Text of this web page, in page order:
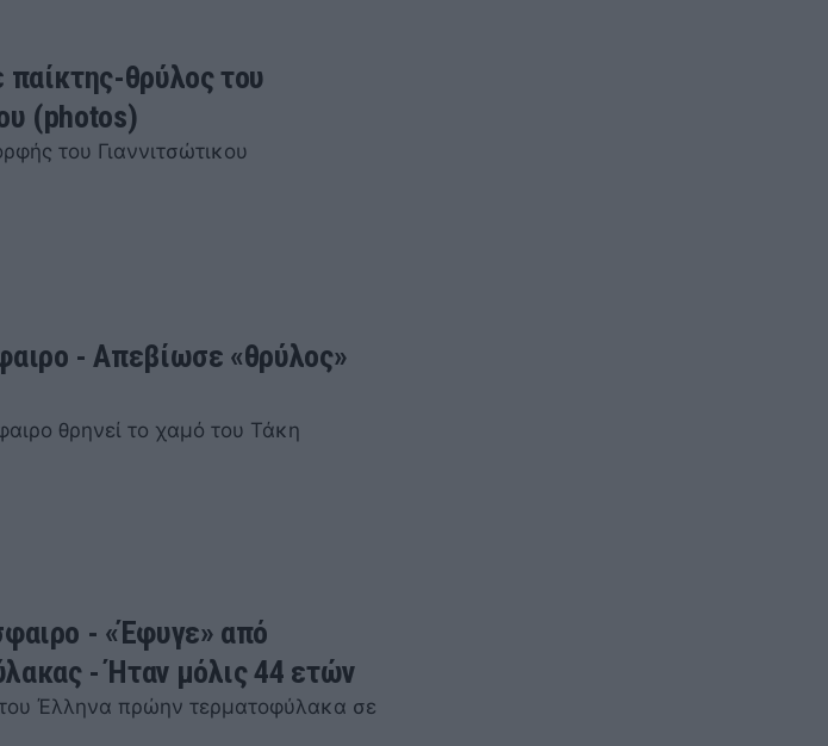
θρύλος του
(photos)
του Γιαννιτσώτικου
- Απεβίωσε «θρύλος»
θρηνεί το χαμό του Τάκη
- «Έφυγε» από
- Ήταν μόλις 44 ετών
Έλληνα πρώην τερματοφύλακα σε